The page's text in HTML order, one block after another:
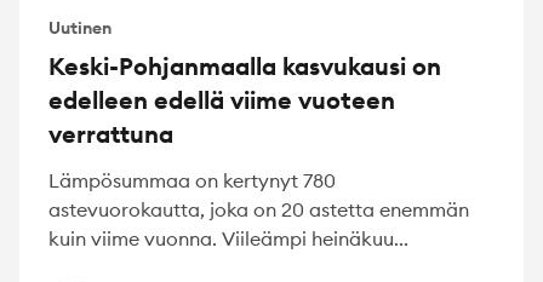
Uutinen
Keski-Pohjanmaalla kasvukausi on
edelleen edellä viime vuoteen
verrattuna
Lämpösummaa on kertynyt 780
astevuorokautta, joka on 20 astetta enemmän
kuin viime vuonna. Viileämpi heinäkuu...